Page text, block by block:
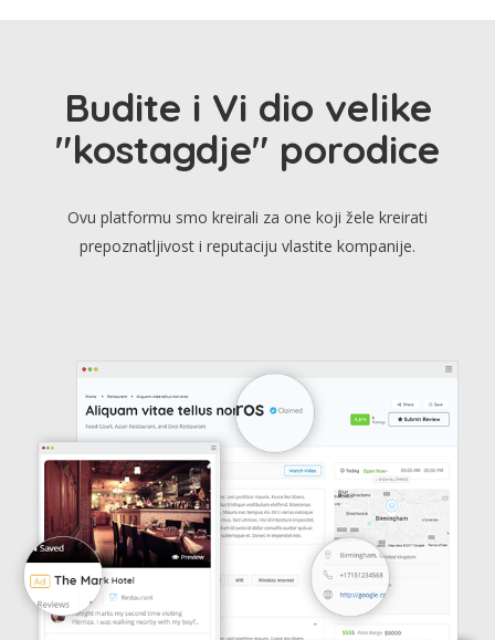
Budite i Vi dio velike
"kostagdje" porodice
Ovu platformu smo kreirali za one koji žele kreirati
prepoznatljivost i reputaciju vlastite kompanije.